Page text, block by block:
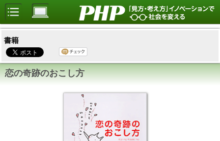
書籍
恋の奇跡のおこし方